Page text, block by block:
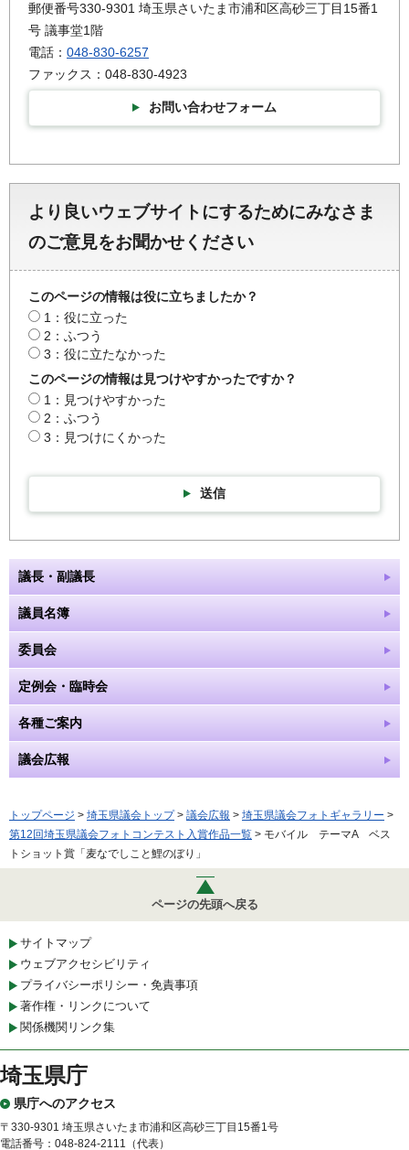
郵便番号330-9301 埼玉県さいたま市浦和区高砂三丁目15番1
号 議事堂1階
電話： 048-830-6257
ファックス：048-830-4923
お問い合わせフォーム
より良いウェブサイトにするためにみなさま
のご意見をお聞かせください
このページの情報は役に立ちましたか？
1：役に立った
2：ふつう
3：役に立たなかった
このページの情報は見つけやすかったですか？
1：見つけやすかった
2：ふつう
3：見つけにくかった
送信
議長・副議長
議員名簿
委員会
定例会・臨時会
各種ご案内
議会広報
トップページ > 埼玉県議会トップ> 議会広報 > 埼玉県議会フォトギャラリー >
第12回埼玉県議会フォトコンテスト入賞作品一覧 > モバイル テーマA ベス
トショット賞「麦なでしこと鯉のぼり」
ページの先頭へ戻る
サイトマップ
ウェブアクセシビリティ
プライバシーポリシー・免責事項
著作権・リンクについて
関係機関リンク集
埼玉県庁
県庁へのアクセス
〒330-9301 埼玉県さいたま市浦和区高砂三丁目15番1号
電話番号：048-824-2111（代表）